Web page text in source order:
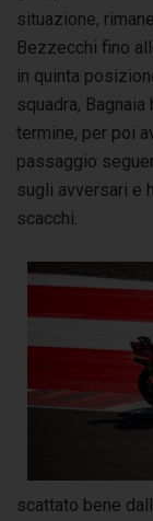
situazione,
Bezzecchi fino
in quinta
squadra,
termine, per poi
passaggio
sugli avversari e
scacchi.
scattato bene